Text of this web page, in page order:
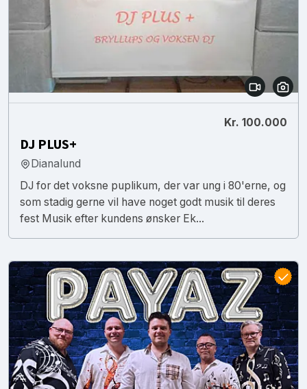
Kr. 100.000
DJ PLUS+
Dianalund
DJ for det voksne puplikum, der var ung i 80'erne, og
som stadig gerne vil have noget godt musik til deres
fest Musik efter kundens ønsker Ek...